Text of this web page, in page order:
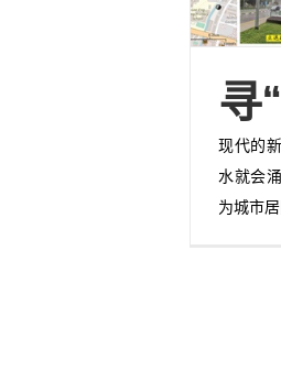
寻
现代的
水就会
为城市